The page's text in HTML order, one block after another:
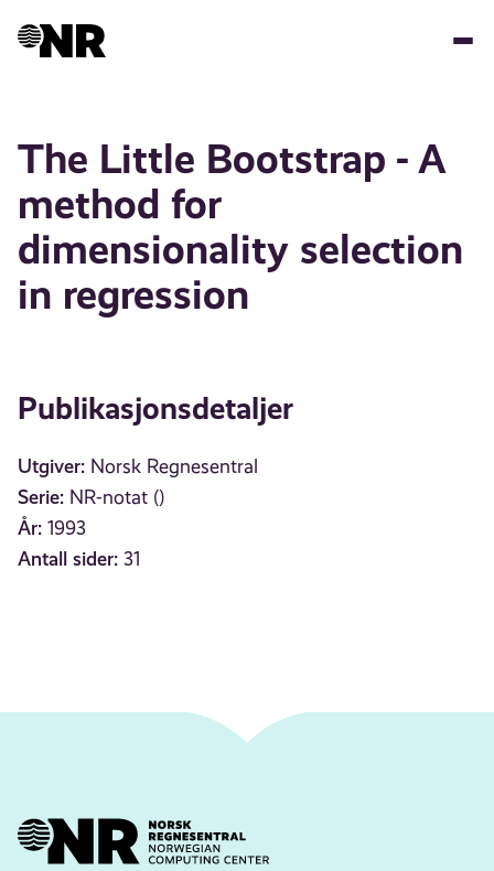
The Little Bootstrap - A
method for
dimensionality selection
in regression
Publikasjonsdetaljer
Utgiver: Norsk Regnesentral
Serie: NR-notat ()
År: 1993
Antall sider: 31